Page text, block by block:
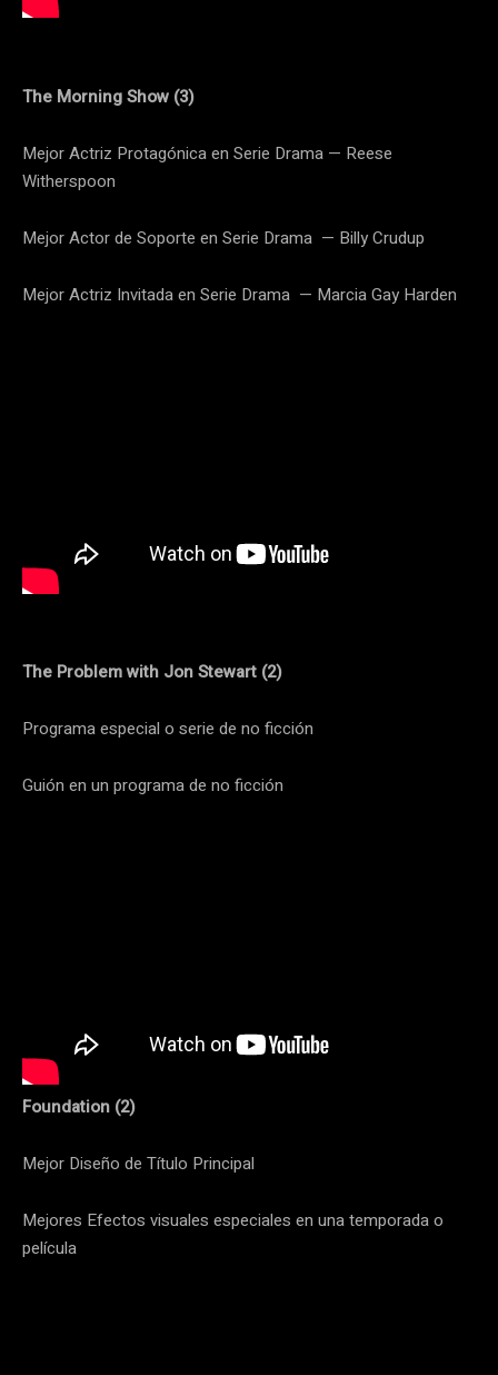
The Morning Show (3)
Mejor Actriz Protagónica en Serie Drama — Reese
Witherspoon
Mejor Actor de Soporte en Serie Drama — Billy Crudup
Mejor Actriz Invitada en Serie Drama — Marcia Gay Harden
The Problem with Jon Stewart (2)
Programa especial o serie de no ficción
Guión en un programa de no ficción
Foundation (2)
Mejor Diseño de Título Principal
Mejores Efectos visuales especiales en una temporada o
película